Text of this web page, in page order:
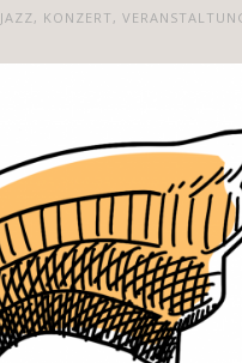
JAZZ, KONZERT ,